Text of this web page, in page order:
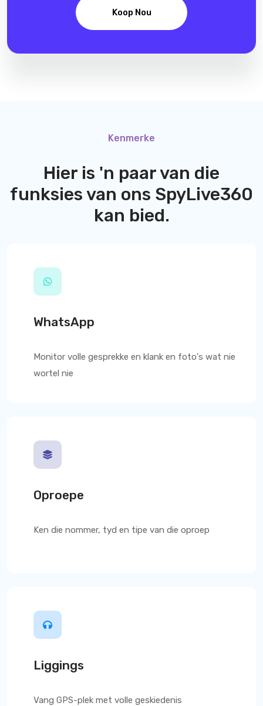
Koop Nou
Kenmerke
Hier is 'n paar van die
funksies van ons SpyLive360
kan bied.
WhatsApp
Monitor volle gesprekke en klank en foto's wat nie
wortel nie
Oproepe
Ken die nommer, tyd en tipe van die oproep
Liggings
Vang GPS-plek met volle geskiedenis